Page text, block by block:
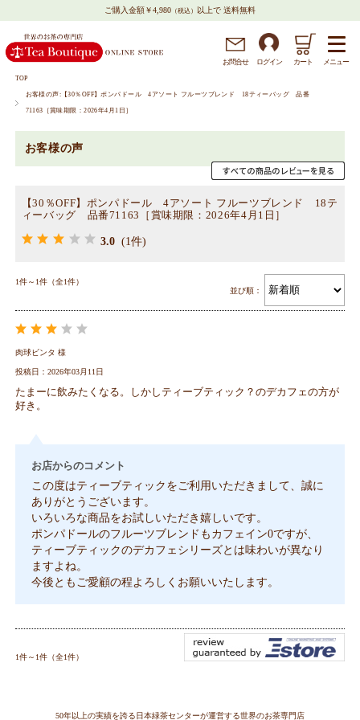
ご購入金額￥4,980 （税込） 以上で 送料無料
お問合せ ログイン カート メニュー
TOP
お客様の声:【30％OFF】ポンパドール 4アソート フルーツブレンド 18ティーバッグ 品番
71163［賞味期限：2026年4月1日］
お客様の声
【30％OFF】ポンパドール 4アソート フルーツブレンド 18テ
ィーバッグ 品番71163［賞味期限：2026年4月1日］
3.0 (1件)
1件～1件（全1件）
並び順：
肉球ビンタ 様
投稿日：2026年03月11日
たまーに飲みたくなる。しかしティーブティック？のデカフェの方が
好き。
お店からのコメント
この度はティーブティックをご利用いただきまして、誠に
ありがとうございます。
いろいろな商品をお試しいただき嬉しいです。
ポンパドールのフルーツブレンドもカフェイン0ですが、
ティーブティックのデカフェシリーズとは味わいが異なり
ますよね。
今後ともご愛顧の程よろしくお願いいたします。
1件～1件（全1件）
50年以上の実績を誇る日本緑茶センターが運営する世界のお茶専門店